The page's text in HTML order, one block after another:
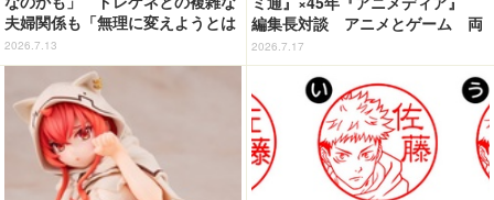
夫婦関係も「無理に変えようとは
しない」TVアニメ「天幕のジャー
ドゥーガル」インタビュー（５）
2026.7.13
編集長対談 アニメとゲーム 両
誌の歩みが語る“雑誌の今”
2026.7.17